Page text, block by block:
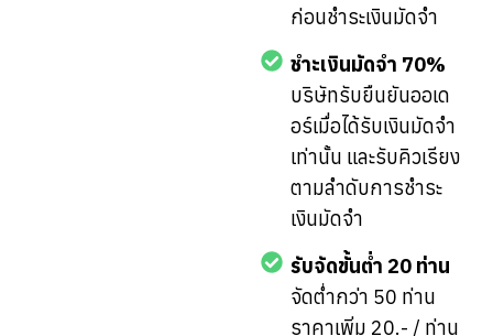
ก่อนชำระเงินมัดจำ
ชำะเงินมัดจำ 70%
บริษัทรับยืนยันออเด
อร์เมื่อได้รับเงินมัดจำ
เท่านั้น และรับคิวเรียง
ตามลำดับการชำระ
เงินมัดจำ
รับจัดขั้นต่ำ 20 ท่าน
จัดต่ำกว่า 50 ท่าน
ราคาเพิ่ม 20.- / ท่าน